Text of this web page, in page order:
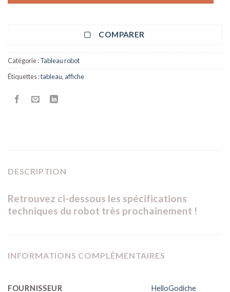
COMPARER
Catégorie :Tableau robot
Étiquettes :tableau, affiche
DESCRIPTION
Retrouvez ci-dessous les spécifications
techniques du robot très prochainement !
INFORMATIONS COMPLÉMENTAIRES
FOURNISSEUR HelloGodiche